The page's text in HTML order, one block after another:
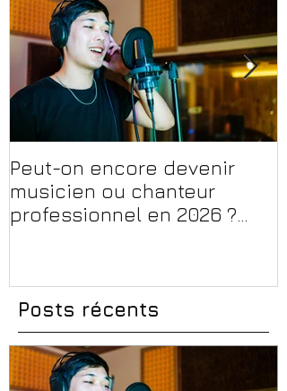
Peut-on encore devenir
musicien ou chanteur
professionnel en 2026 ?
Posts récents